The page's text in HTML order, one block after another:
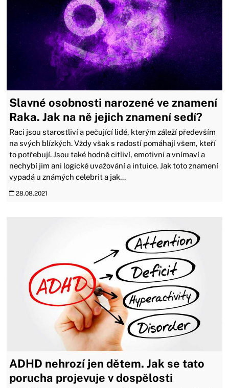
Slavné osobnosti narozené ve znamení
Raka. Jak na ně jejich znamení sedí?
Raci jsou starostliví a pečující lidé, kterým záleží především
na svých blízkých. Vždy však s radostí pomáhají všem, kteří
to potřebují. Jsou také hodně citliví, emotivní a vnímaví a
nechybí jim ani logické uvažování a intuice. Jak toto znamení
vypadá u známých celebrit a jak...
28.08.2021
ADHD nehrozí jen dětem. Jak se tato
porucha projevuje v dospělosti